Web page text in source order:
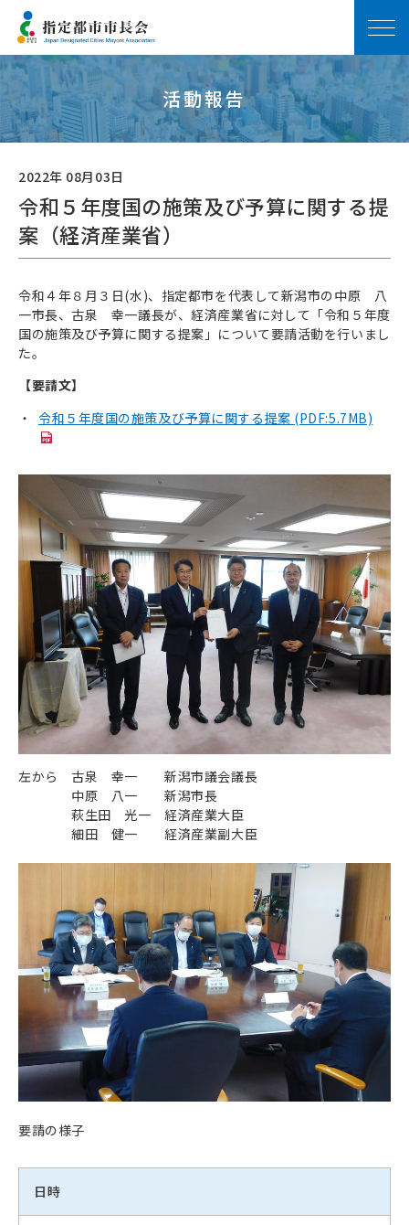
活動報告
2022年 08月03日
令和５年度国の施策及び予算に関する提
案（経済産業省）
令和４年８月３日(水)、指定都市を代表して新潟市の中原 八
一市長、古泉 幸一議長が、経済産業省に対して「令和５年度
国の施策及び予算に関する提案」について要請活動を行いまし
た。
【要請文】
令和５年度国の施策及び予算に関する提案 (PDF:5.7MB)
左から 古泉 幸一 新潟市議会議長
中原 八一 新潟市長
萩生田 光一 経済産業大臣
細田 健一 経済産業副大臣
要請の様子
日時